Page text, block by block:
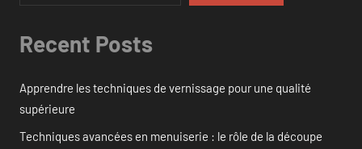
Recent Posts
Apprendre les techniques de vernissage pour une qualité
supérieure
Techniques avancées en menuiserie : le rôle de la découpe